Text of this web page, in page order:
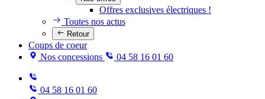
Offres exclusives électriques !
Toutes nos actus
Retour
Coups de coeur
Nos concessions
04 58 16 01 60
04 58 16 01 60